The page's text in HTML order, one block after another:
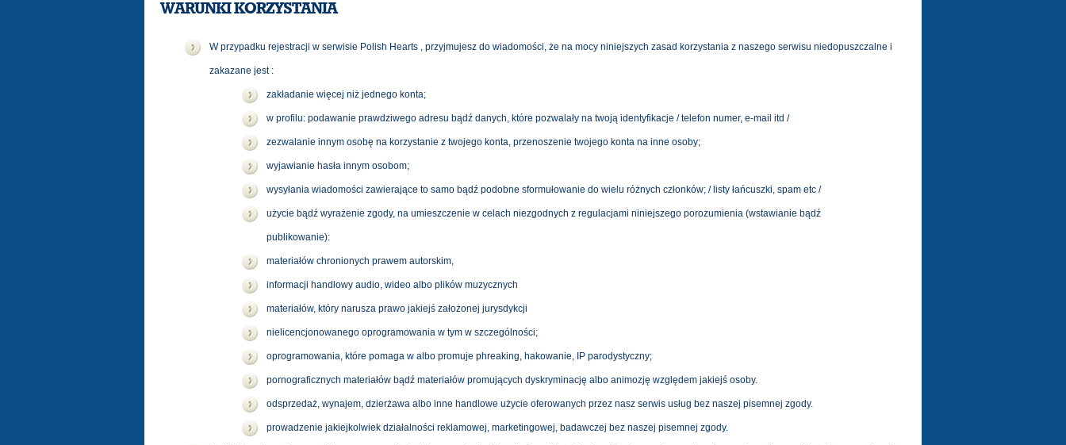
WARUNKI KORZYSTANIA
W przypadku rejestracji w serwisie Polish Hearts , przyjmujesz do wiadomości, że na mocy niniejszych zasad korzystania z naszego serwisu niedopuszczalne i
zakazane jest :
zakładanie więcej niż jednego konta;
w profilu: podawanie prawdziwego adresu bądź danych, które pozwalały na twoją identyfikacje / telefon numer, e-mail itd /
zezwalanie innym osobę na korzystanie z twojego konta, przenoszenie twojego konta na inne osoby;
wyjawianie hasła innym osobom;
wysyłania wiadomości zawierające to samo bądź podobne sformułowanie do wielu różnych członków; / listy łańcuszki, spam etc /
użycie bądź wyrażenie zgody, na umieszczenie w celach niezgodnych z regulacjami niniejszego porozumienia (wstawianie bądź
publikowanie):
materiałów chronionych prawem autorskim,
informacji handlowy audio, wideo albo plików muzycznych
materiałów, który narusza prawo jakiejś założonej jurysdykcji
nielicencjonowanego oprogramowania w tym w szczególności;
oprogramowania, które pomaga w albo promuje phreaking, hakowanie, IP parodystyczny;
pornograficznych materiałów bądź materiałów promujących dyskryminację albo animozję względem jakiejś osoby.
odsprzedaż, wynajem, dzierżawa albo inne handlowe użycie oferowanych przez nasz serwis usług bez naszej pisemnej zgody.
prowadzenie jakiejkolwiek działalności reklamowej, marketingowej, badawczej bez naszej pisemnej zgody.